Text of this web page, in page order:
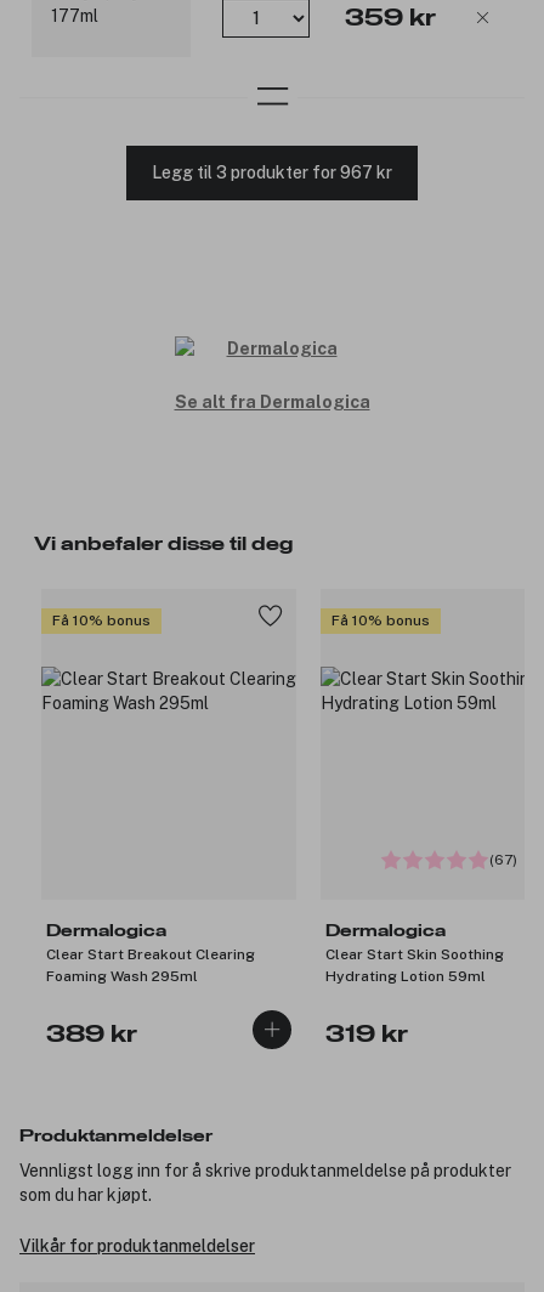
359 kr
Legg til 3 produkter for 967 kr
Se alt fra Dermalogica
Vi anbefaler disse til deg
Få 10% bonus
Dermalogica
Clear Start Breakout Clearing
Foaming Wash 295ml
389 kr
Få 10% bonus
(67)
Dermalogica
Clear Start Skin Soothing
Hydrating Lotion 59ml
319 kr
Produktanmeldelser
Vennligst logg inn for å skrive produktanmeldelse på produkter
som du har kjøpt.
Vilkår for produktanmeldelser